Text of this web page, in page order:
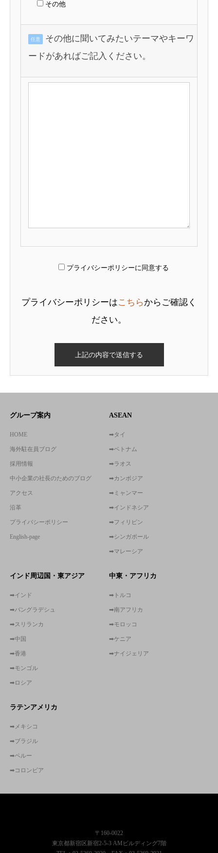
その他
任意
その他に聞いてみたいテーマやキーワ
ードがあればご記入ください。
プライバシーポリシーに同意する
プライバシーポリシーはこちらからご確認く
ださい。
グループ案内
HOME
海外駐在員ブログ
採用情報
中小企業の社長のためのブログ
アクセス
沿革
プライバシーポリシー
English-page
ASEAN
➡タイ
➡ベトナム
➡ラオス
➡カンボジア
➡ミャンマー
➡インドネシア
➡フィリピン
➡シンガポール
➡マレーシア
インド周辺国・東アジア
➡インド
➡バングラデシュ
➡スリランカ
➡中国
➡香港
➡モンゴル
➡ロシア
中東・アフリカ
➡トルコ
➡南アフリカ
➡モロッコ
➡ケニア
➡ナイジェリア
ラテンアメリカ
➡メキシコ
➡ブラジル
➡ペルー
➡コロンビア
〒160-0022
東京都新宿区新宿2-5-3 AMビルディング7階